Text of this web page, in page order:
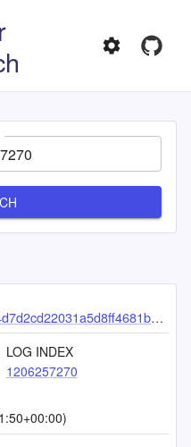
LOG INDEX
1206257270